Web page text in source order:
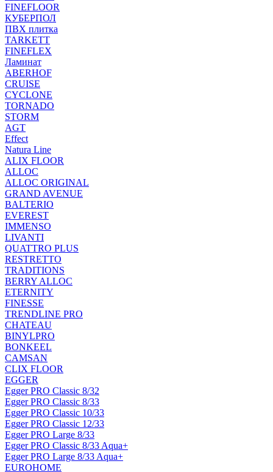
FINEFLOOR
КУБЕРПОЛ
ПВХ плитка
TARKETT
FINEFLEX
Ламинат
ABERHOF
CRUISE
CYCLONE
TORNADO
STORM
AGT
Effect
Natura Line
ALIX FLOOR
ALLOC
ALLOC ORIGINAL
GRAND AVENUE
BALTERIO
EVEREST
IMMENSO
LIVANTI
QUATTRO PLUS
RESTRETTO
TRADITIONS
BERRY ALLOC
ETERNITY
FINESSE
TRENDLINE PRO
CHATEAU
BINYLPRO
BONKEEL
CAMSAN
CLIX FLOOR
EGGER
Egger PRO Classic 8/32
Egger PRO Classic 8/33
Egger PRO Classic 10/33
Egger PRO Classic 12/33
Egger PRO Large 8/33
Egger PRO Classic 8/33 Aqua+
Egger PRO Large 8/33 Aqua+
EUROHOME